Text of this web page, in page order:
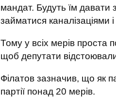
мандат. Будуть їм давати
займатися каналізаціями
Тому у всіх мерів проста
щоб депутати
Філатов зазначив, що як
партії понад 20 мерів.